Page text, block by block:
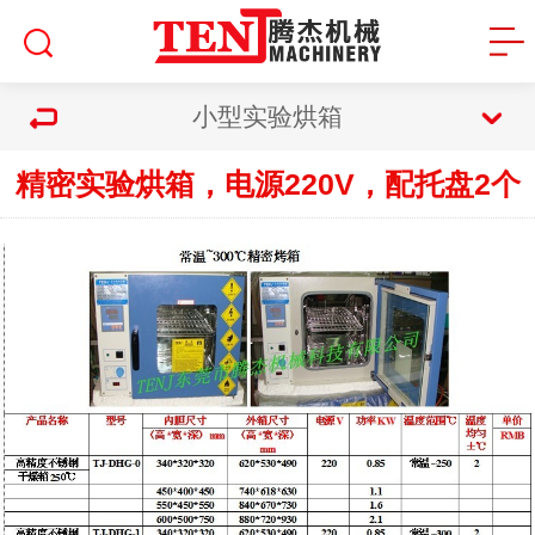
小型实验烘箱
精密实验烘箱，电源220V，配托盘2个